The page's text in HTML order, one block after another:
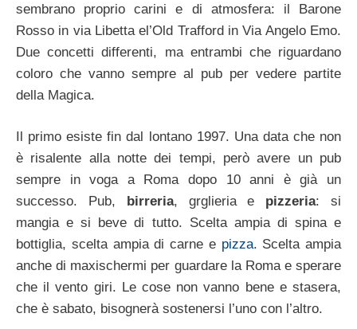
sembrano proprio carini e di atmosfera: il Barone
Rosso in via Libetta el’Old Trafford in Via Angelo Emo.
Due concetti differenti, ma entrambi che riguardano
coloro che vanno sempre al pub per vedere partite
della Magica.
Il primo esiste fin dal lontano 1997. Una data che non
è risalente alla notte dei tempi, però avere un pub
sempre in voga a Roma dopo 10 anni è già un
successo. Pub,
birreria, grglieria e pizzeria: si
mangia e si beve di tutto. Scelta ampia di spina e
bottiglia, scelta ampia di carne e pizza. Scelta ampia
anche di maxischermi per guardare la Roma e sperare
che il vento giri. Le cose non vanno bene e stasera,
che è sabato, bisognerà sostenersi l’uno con l’altro.